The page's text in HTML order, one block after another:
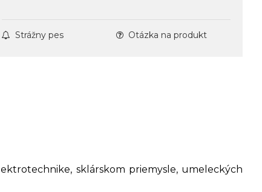
Strážny pes Otázka na produkt
sklárskom priemysle, umeleckých